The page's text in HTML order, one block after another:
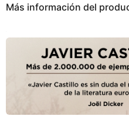
Más información del